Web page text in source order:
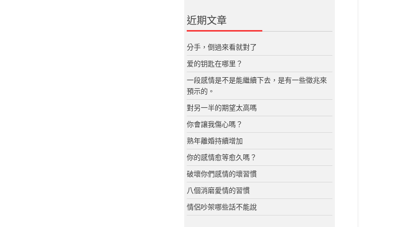
近期文章
分手，倒過來看就對了
爱的钥匙在哪里？
一段感情是不是能繼續下去，是有一些徵兆來
預示的。
對另一半的期望太高嗎
你會讓我傷心嗎？
熟年離婚持續增加
你的感情愈等愈久嗎？
破壞你們感情的壞習慣
八個消磨愛情的習慣
情侶吵架哪些話不能說